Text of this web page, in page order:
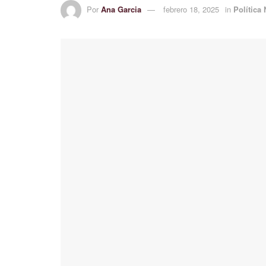
Por Ana Garcia febrero 18, 2025 in Política